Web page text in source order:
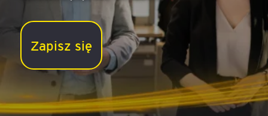
Zapisz się